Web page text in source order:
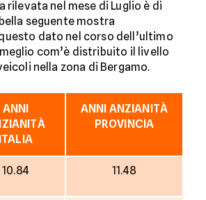
rilevata nel mese di Luglio è di
seguente mostra
dato nel corso dell’ultimo
com’è distribuito il livello
nella zona di Bergamo.
ANNI
ITALIA
ANNI ANZIANITÀ
PROVINCIA
10.84 11.48